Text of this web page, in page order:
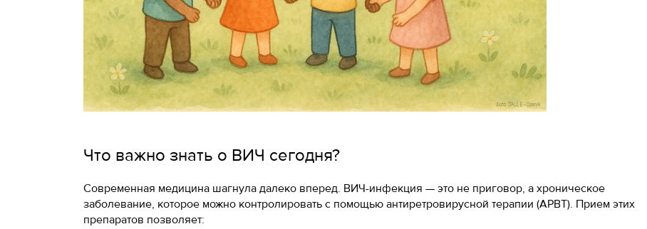
Что важно знать о ВИЧ сегодня?
Современная медицина шагнула далеко вперед. ВИЧ-инфекция — это не приговор, а хроническое
заболевание, которое можно контролировать с помощью антиретровирусной терапии (АРВТ). Прием этих
препаратов позволяет: